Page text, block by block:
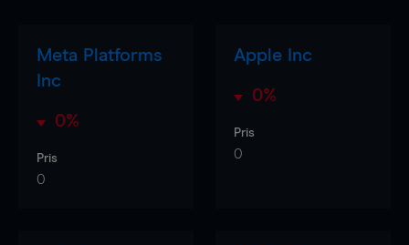
Meta Platforms
Inc
0%
Pris
0
Apple Inc
0%
Pris
0